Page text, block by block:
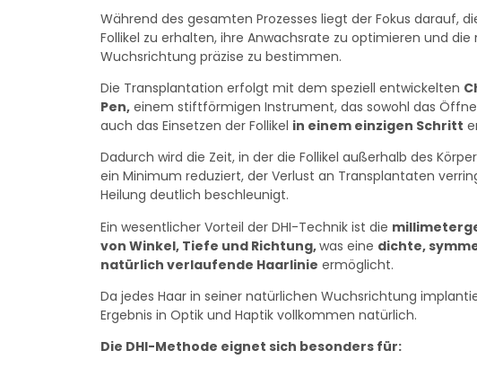
Während des gesamten Prozesses liegt der Fokus darauf,
Follikel zu erhalten, ihre Anwachsrate zu optimieren und die
Wuchsrichtung präzise zu bestimmen.
Die Transplantation erfolgt mit dem speziell entwickelten
Pen, einem stiftförmigen Instrument, das sowohl das
auch das Einsetzen der Follikel in einem einzigen Schritt
Dadurch wird die Zeit, in der die Follikel außerhalb des
ein Minimum reduziert, der Verlust an Transplantaten
Heilung deutlich beschleunigt.
Ein wesentlicher Vorteil der DHI-Technik ist die
von Winkel, Tiefe und Richtung,was eine dichte,
natürlich verlaufende Haarlinie ermöglicht.
Da jedes Haar in seiner natürlichen Wuchsrichtung
Ergebnis in Optik und Haptik vollkommen natürlich.
Die DHI-Methode eignet sich besonders für: